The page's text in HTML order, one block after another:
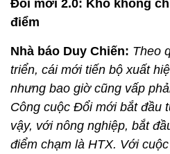
Đổi mới 2.0: Khó không
điểm
Nhà báo Duy Chiến: Theo
triển, cái mới tiến bộ xuất
nhưng bao giờ cũng vấp
Công cuộc Đổi mới bắt đầu
vậy, với nông nghiệp, bắt
điểm chạm là HTX. Với